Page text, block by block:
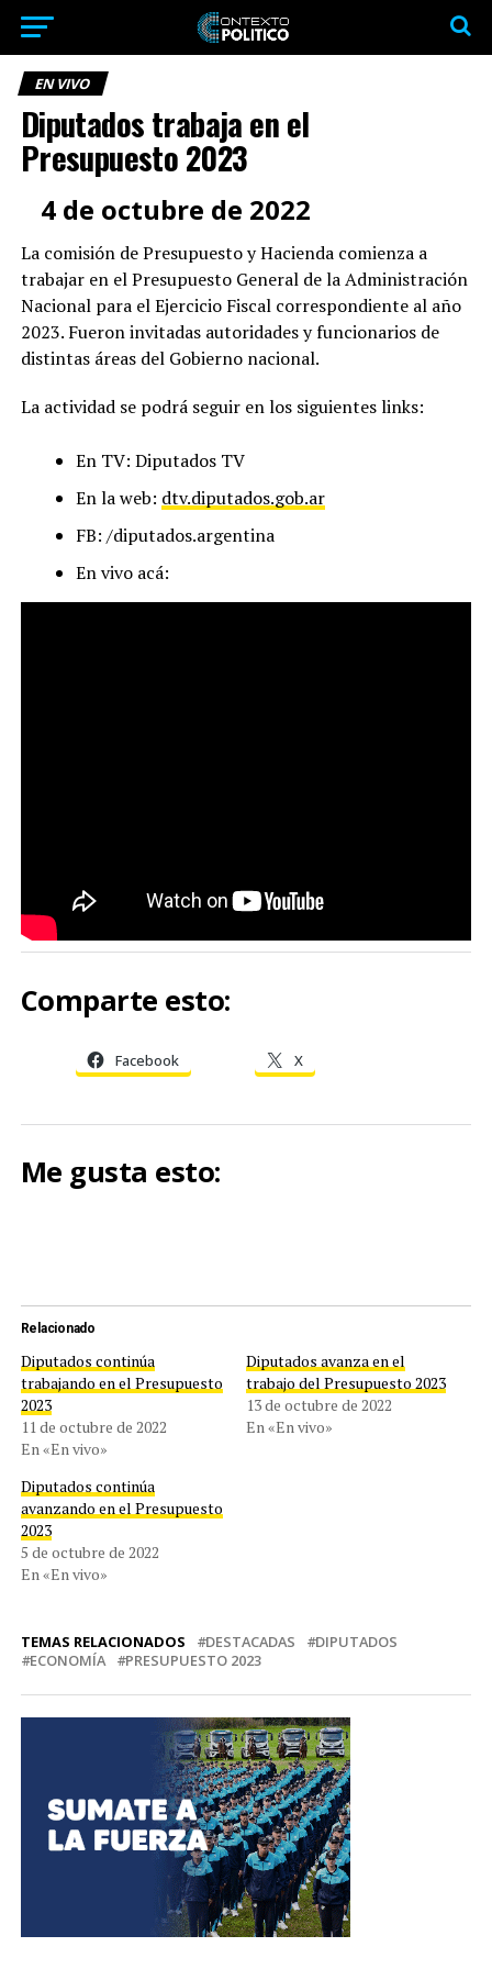
EN VIVO
Diputados trabaja en el
Presupuesto 2023
4 de octubre de 2022
La comisión de Presupuesto y Hacienda comienza a
trabajar en el Presupuesto General de la Administración
Nacional para el Ejercicio Fiscal correspondiente al año
2023. Fueron invitadas autoridades y funcionarios de
distintas áreas del Gobierno nacional.
La actividad se podrá seguir en los siguientes links:
En TV: Diputados TV
En la web: dtv.diputados.gob.ar
FB: /diputados.argentina
En vivo acá:
Comparte esto:
Facebook X
Me gusta esto:
Relacionado
Diputados continúa
trabajando en el Presupuesto
2023
11 de octubre de 2022
En «En vivo»
Diputados avanza en el
trabajo del Presupuesto 2023
13 de octubre de 2022
En «En vivo»
Diputados continúa
avanzando en el Presupuesto
2023
5 de octubre de 2022
En «En vivo»
TEMAS RELACIONADOS DESTACADAS
DIPUTADOS
ECONOMÍA
PRESUPUESTO 2023